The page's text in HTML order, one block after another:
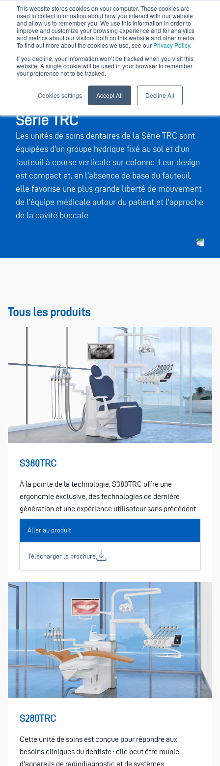
This website stores cookies on your computer. These cookies are
used to collect information about how you interact with our website
and allow us to remember you. We use this information in order to
improve and customize your browsing experience and for analytics
and metrics about our visitors both on this website and other media.
To find out more about the cookies we use, see our Privacy Policy.
If you decline, your information won’t be tracked when you visit this
website. A single cookie will be used in your browser to remember
your preference not to be tracked.
Cookies settings Accept All Decline All
Série TRC
Les unités de soins dentaires de la Série TRC sont
équipées d'un groupe hydrique fixé au sol et d'un
fauteuil à course verticale sur colonne. Leur design
est compact et, en l'absence de base du fauteuil,
elle favorise une plus grande liberté de mouvement
de l'équipe médicale autour du patient et l'approche
de la cavité buccale.
Tous les produits
S380TRC
À la pointe de la technologie, S380TRC offre une
ergonomie exclusive, des technologies de dernière
génération et une expérience utilisateur sans précédent.
Aller au produit
Télécharger la brochure
S280TRC
Cette unité de soins est conçue pour répondre aux
besoins cliniques du dentiste : elle peut être munie
d'appareils de radiodiagnostic et de systèmes